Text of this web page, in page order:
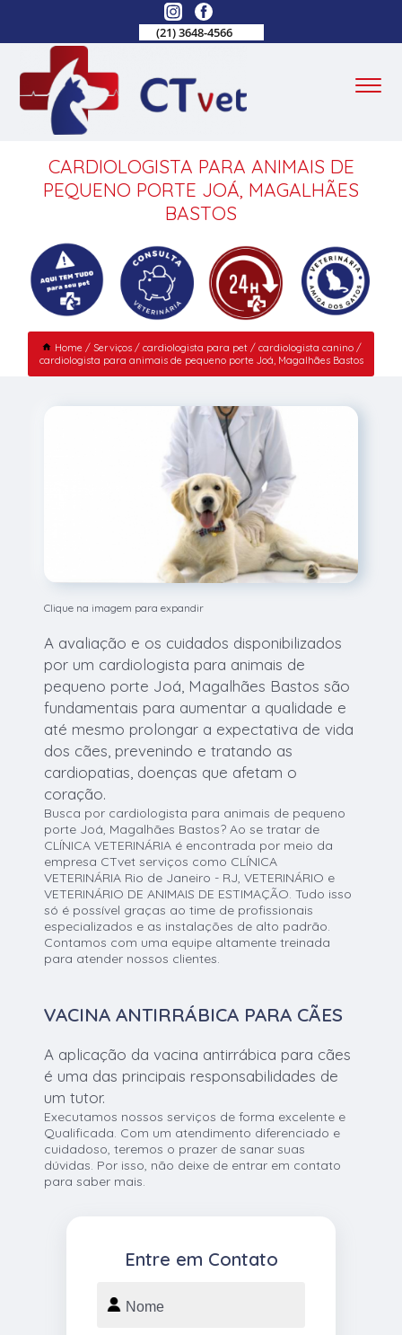
(21) 3648-4566
CARDIOLOGISTA PARA ANIMAIS DE
PEQUENO PORTE JOÁ, MAGALHÃES
BASTOS
Home Serviços cardiologista para pet
cardiologista canino
cardiologista para animais de pequeno porte Joá, Magalhães Bastos
Clique na imagem para expandir
A avaliação e os cuidados disponibilizados
por um cardiologista para animais de
pequeno porte Joá, Magalhães Bastos são
fundamentais para aumentar a qualidade e
até mesmo prolongar a expectativa de vida
dos cães, prevenindo e tratando as
cardiopatias, doenças que afetam o
coração.
Busca por cardiologista para animais de pequeno
porte Joá, Magalhães Bastos? Ao se tratar de
CLÍNICA VETERINÁRIA é encontrada por meio da
empresa CTvet serviços como CLÍNICA
VETERINÁRIA Rio de Janeiro - RJ, VETERINÁRIO e
VETERINÁRIO DE ANIMAIS DE ESTIMAÇÃO. Tudo isso
só é possível graças ao time de profissionais
especializados e as instalações de alto padrão.
Contamos com uma equipe altamente treinada
para atender nossos clientes.
VACINA ANTIRRÁBICA PARA CÃES
A aplicação da vacina antirrábica para cães
é uma das principais responsabilidades de
um tutor.
Executamos nossos serviços de forma excelente e
Qualificada. Com um atendimento diferenciado e
cuidadoso, teremos o prazer de sanar suas
dúvidas. Por isso, não deixe de entrar em contato
para saber mais.
Entre em Contato